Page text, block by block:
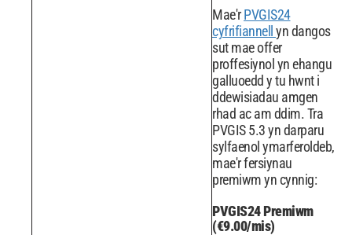
Mae'rPVGIS24
cyfrifiannellyn dangos
sut mae offer
proffesiynol yn ehangu
galluoedd y tu hwnt i
ddewisiadau amgen
rhad ac am ddim. Tra
PVGIS 5.3 yn darparu
sylfaenol ymarferoldeb,
mae'r fersiynau
premiwm yn cynnig:
PVGIS24 Premiwm
(€9.00/mis)